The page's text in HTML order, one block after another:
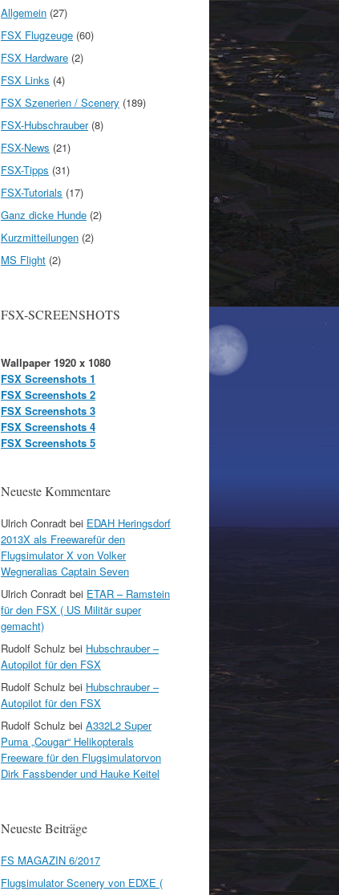
Allgemein (27)
FSX Flugzeuge (60)
FSX Hardware (2)
FSX Links (4)
FSX Szenerien / Scenery (189)
FSX-Hubschrauber(8)
FSX-News (21)
FSX-Tipps (31)
FSX-Tutorials (17)
Ganz dicke Hunde (2)
Kurzmitteilungen (2)
MS Flight (2)
FSX-SCREENSHOTS
Wallpaper 1920 x 1080
FSX Screenshots 1
FSX Screenshots 2
FSX Screenshots 3
FSX Screenshots 4
FSX Screenshots 5
Neueste Kommentare
Ulrich Conradt bei EDAH Heringsdorf
2013X als Freewarefür den
Flugsimulator X von Volker
Wegneralias Captain Seven
Ulrich Conradt bei ETAR – Ramstein
für den FSX ( US Militär super
gemacht)
Rudolf Schulz bei Hubschrauber –
Autopilot für den FSX
Rudolf Schulz bei Hubschrauber –
Autopilot für den FSX
Rudolf Schulz bei A332L2 Super
Puma „Cougar“ Helikopterals
Freeware für den Flugsimulatorvon
Dirk Fassbender und Hauke Keitel
Neueste Beiträge
FS MAGAZIN 6/2017
Flugsimulator Scenery von EDXE (